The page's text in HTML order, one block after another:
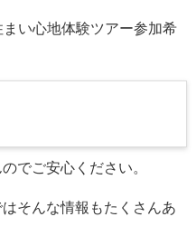
い心地体験ツアー参加希
でご安心ください。
そんな情報もたくさんあ